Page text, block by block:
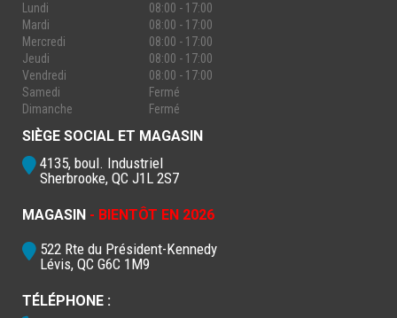
Lundi
08:00 - 17:00
Mardi
08:00 - 17:00
Mercredi
08:00 - 17:00
Jeudi
08:00 - 17:00
Vendredi
08:00 - 17:00
Samedi
Fermé
Dimanche
Fermé
SIÈGE SOCIAL ET MAGASIN
4135, boul. Industriel
Sherbrooke, QC J1L 2S7
MAGASIN - BIENTÔT EN 2026
522 Rte du Président-Kennedy
Lévis, QC G6C 1M9
TÉLÉPHONE :